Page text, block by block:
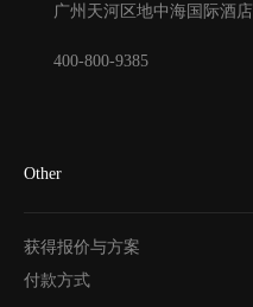
广州天河区地中海国际酒店
400-800-9385
Other
获得报价与方案
付款方式